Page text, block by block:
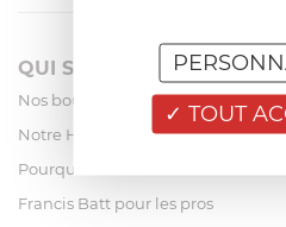
QUI SOMMES-NOUS?
Nos boutiques
Notre Histoire
Pourquoi acheter chez Francis Batt
Francis Batt pour les pros
TOUT